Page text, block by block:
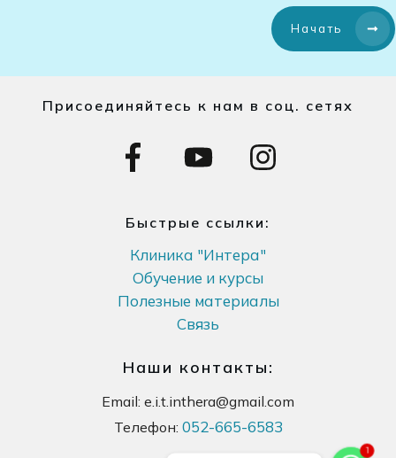
Начать
Наши контакты:
Email: e.i.t.inthera@gmail.com
Телефон: 052-665-6583
Быстрые ссылки:
Клиника "Интера"
Обучение и курсы
Полезные материалы
Связь
Присоединяйтесь к нам в соц. сетях
1